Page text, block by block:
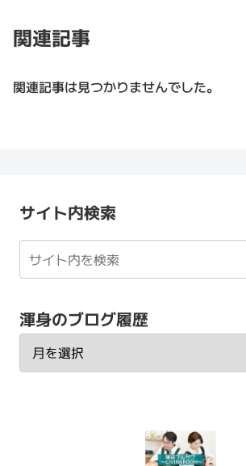
関連記事
関連記事は見つかりませんでした。
サイト内検索
渾身のブログ履歴